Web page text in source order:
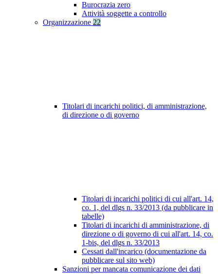
Burocrazia zero
Attività soggette a controllo
Organizzazione 22
Titolari di incarichi politici, di amministrazione,
di direzione o di governo
Titolari di incarichi politici di cui all'art. 14,
co. 1, del dlgs n. 33/2013 (da pubblicare in
tabelle)
Titolari di incarichi di amministrazione, di
direzione o di governo di cui all'art. 14, co.
1-bis, del dlgs n. 33/2013
Cessati dall'incarico (documentazione da
pubblicare sul sito web)
Sanzioni per mancata comunicazione dei dati